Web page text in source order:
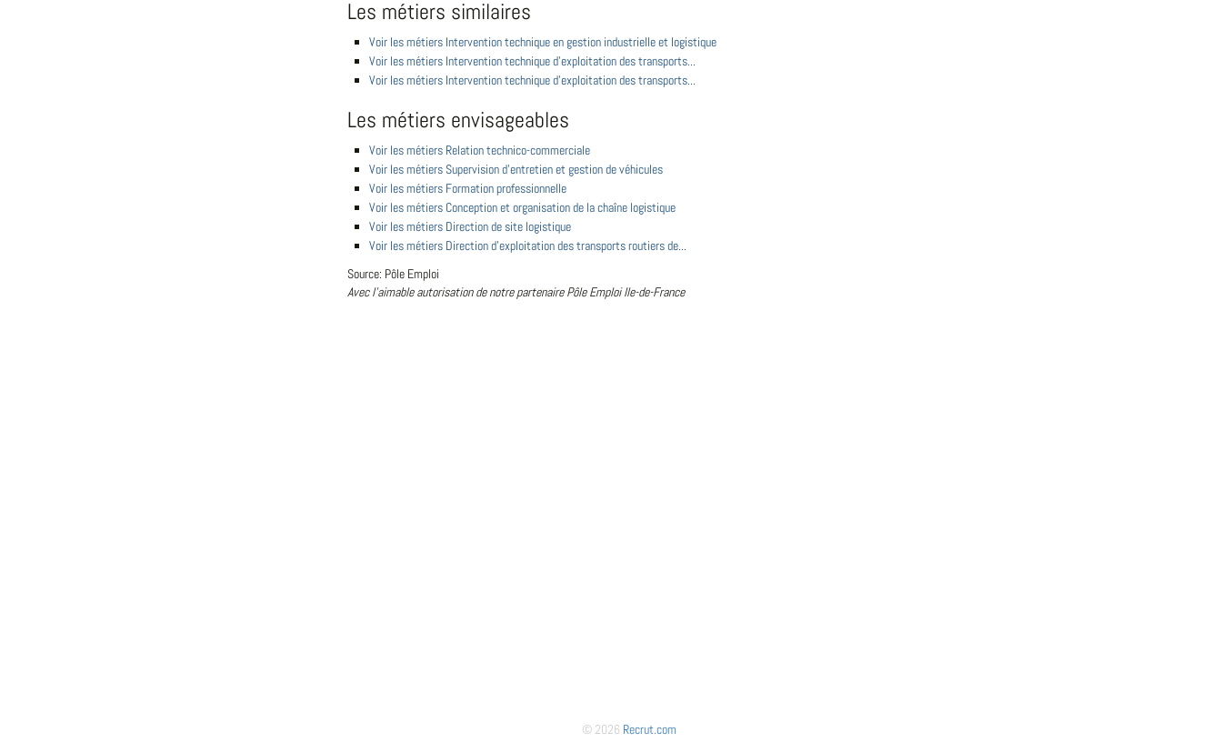
Les métiers similaires
Voir les métiers Intervention technique en gestion industrielle et logistique
Voir les métiers Intervention technique d'exploitation des transports...
Voir les métiers Intervention technique d'exploitation des transports...
Les métiers envisageables
Voir les métiers Relation technico-commerciale
Voir les métiers Supervision d'entretien et gestion de véhicules
Voir les métiers Formation professionnelle
Voir les métiers Conception et organisation de la chaîne logistique
Voir les métiers Direction de site logistique
Voir les métiers Direction d'exploitation des transports routiers de...
Source: Pôle Emploi
Avec l'aimable autorisation de notre partenaire Pôle Emploi Ile-de-France
© 2026 Recrut.com